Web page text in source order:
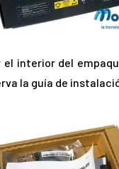
el interior del
la guía de